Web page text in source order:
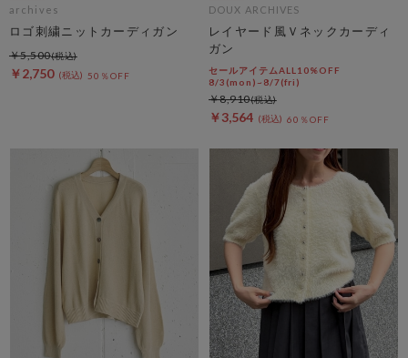
archives
ロゴ刺繍ニットカーディガン
￥2,750 50％OFF
￥5,500
DOUX ARCHIVES
レイヤード風Ｖネックカーディ
ガン
セールアイテムALL10%OFF
8/3(mon)~8/7(fri)
￥3,564 60％OFF
￥8,910